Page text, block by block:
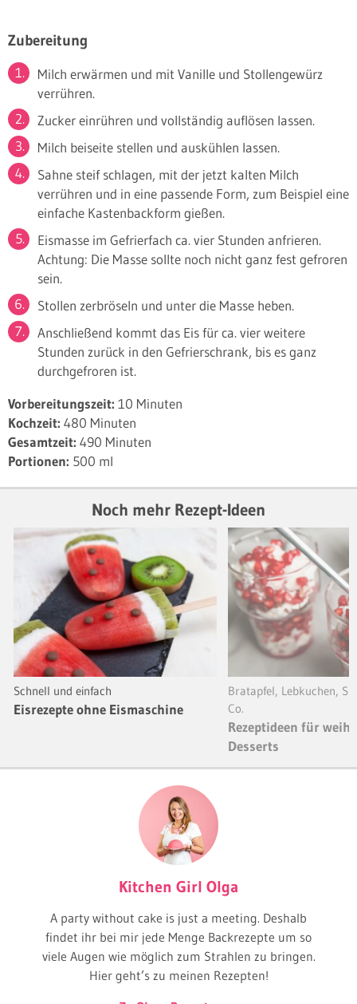
Zubereitung
Milch erwärmen und mit Vanille und Stollengewürz
verrühren.
Zucker einrühren und vollständig auflösen lassen.
Milch beiseite stellen und auskühlen lassen.
Sahne steif schlagen, mit der jetzt kalten Milch
verrühren und in eine passende Form, zum Beispiel eine
einfache Kastenbackform gießen.
Eismasse im Gefrierfach ca. vier Stunden anfrieren.
Achtung: Die Masse sollte noch nicht ganz fest gefroren
sein.
Stollen zerbröseln und unter die Masse heben.
Anschließend kommt das Eis für ca. vier weitere
Stunden zurück in den Gefrierschrank, bis es ganz
durchgefroren ist.
Vorbereitungszeit: 10 Minuten
Kochzeit: 480 Minuten
Gesamtzeit: 490 Minuten
Portionen: 500 ml
Noch mehr Rezept-Ideen
Schnell und einfach
Eisrezepte ohne Eismaschine
Bratapfel, Lebkuchen,
Co.
Rezeptideen für
Desserts
Kitchen Girl Olga
A party without cake is just a meeting. Deshalb
findet ihr bei mir jede Menge Backrezepte um so
viele Augen wie möglich zum Strahlen zu bringen.
Hier geht’s zu meinen Rezepten!